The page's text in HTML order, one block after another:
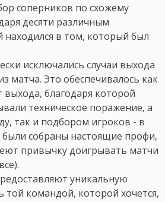
соперников по схожему
десяти различным
в том, который был
исключались случаи выхода
матча. Это обеспечивалось как
благодаря которой
техническое поражение, а
так и подбором игроков - в
собраны настоящие профи,
привычку доигрывать матчи
уникальную
той командой, которой хочется,